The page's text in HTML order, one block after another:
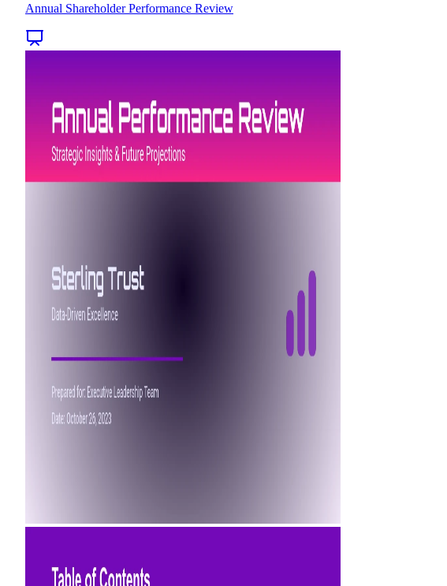
Annual Shareholder Performance Review